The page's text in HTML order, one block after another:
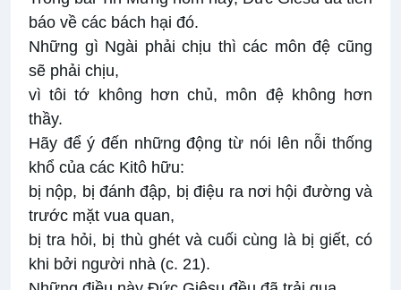
báo về các bách hại đó.
Những gì Ngài phải chịu thì các môn đệ cũng
sẽ phải chịu,
vì tôi tớ không hơn chủ, môn đệ không hơn
thầy.
Hãy để ý đến những động từ nói lên nỗi thống
khổ của các Kitô hữu:
bị nộp, bị đánh đập, bị điệu ra nơi hội đường và
trước mặt vua quan,
bị tra hỏi, bị thù ghét và cuối cùng là bị giết, có
khi bởi người nhà (c. 21).